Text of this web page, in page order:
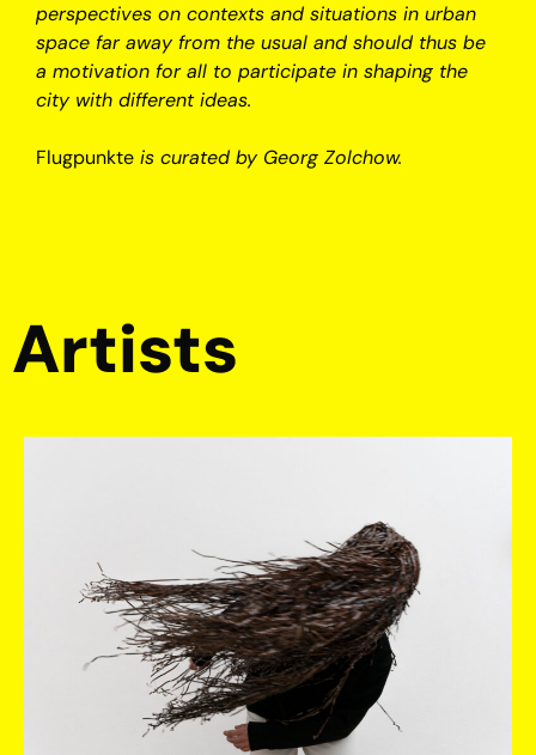
perspectives on contexts and situations in urban
space far away from the usual and should thus be
a motivation for all to participate in shaping the
city with different ideas.
Flugpunkte is curated by Georg Zolchow.
Artists